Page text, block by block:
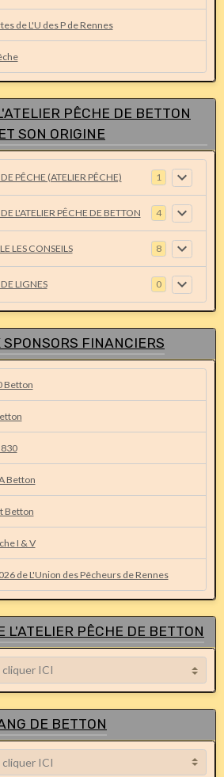
de L'U des P de Rennes
PÊCHE DE BETTON
SON ORIGINE
PÊCHE (ATELIER PÊCHE) 1
L'ATELIER PÊCHE DE BETTON 4
LES CONSEILS 8
LIGNES 0
FINANCIERS
Betton
Betton
Betton
I & V
de L'Union des Pêcheurs de Rennes
L'ATELIER PÊCHE DE BETTON
DE BETTON